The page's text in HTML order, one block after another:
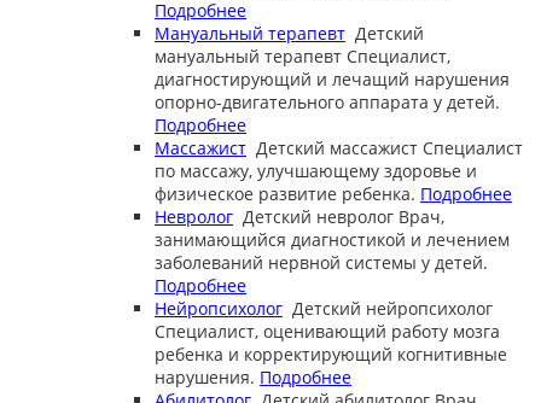
Подробнее
Мануальный терапевт Детский
мануальный терапевт Специалист,
диагностирующий и лечащий нарушения
опорно-двигательного аппарата у детей.
Подробнее
Массажист Детский массажист Специалист
по массажу, улучшающему здоровье и
физическое развитие ребенка. Подробнее
Невролог Детский невролог Врач,
занимающийся диагностикой и лечением
заболеваний нервной системы у детей.
Подробнее
Нейропсихолог Детский нейропсихолог
Специалист, оценивающий работу мозга
ребенка и корректирующий когнитивные
нарушения. Подробнее